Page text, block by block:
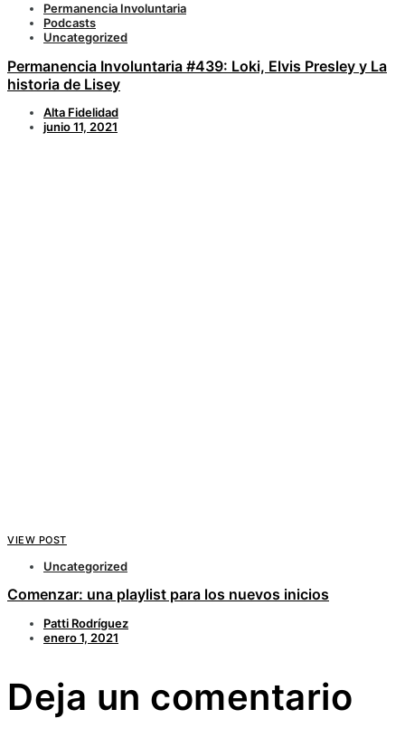
Permanencia Involuntaria
Podcasts
Uncategorized
Permanencia Involuntaria #439: Loki, Elvis Presley y La
historia de Lisey
Alta Fidelidad
junio 11, 2021
VIEW POST
Uncategorized
Comenzar: una playlist para los nuevos inicios
Patti Rodríguez
enero 1, 2021
Deja un comentario